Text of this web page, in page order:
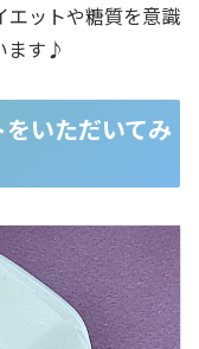
エットや糖質を意識
ます♪
いただいてみ